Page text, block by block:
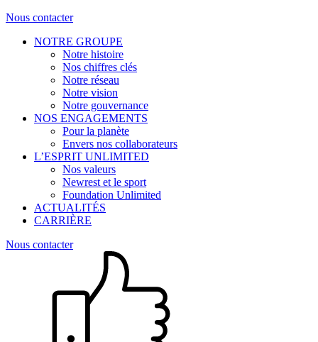
Nous contacter
NOTRE GROUPE
Notre histoire
Nos chiffres clés
Notre réseau
Notre vision
Notre gouvernance
NOS ENGAGEMENTS
Pour la planète
Envers nos collaborateurs
L’ESPRIT UNLIMITED
Nos valeurs
Newrest et le sport
Foundation Unlimited
ACTUALITÉS
CARRIÈRE
Nous contacter